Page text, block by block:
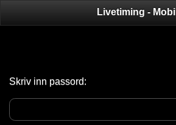
Livetiming - Mobil
Skriv inn passord: